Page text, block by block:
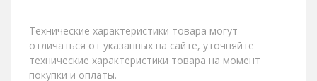
Технические характеристики товара могут
отличаться от указанных на сайте, уточняйте
технические характеристики товара на момент
покупки и оплаты.